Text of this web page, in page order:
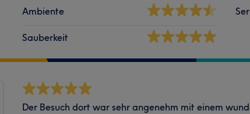
Ambiente
Sauberkeit
Der Besuch dort war sehr angenehm mit einem